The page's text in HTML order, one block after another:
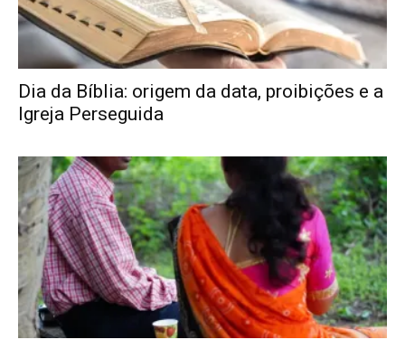
Dia da Bíblia: origem da data, proibições e a
Igreja Perseguida